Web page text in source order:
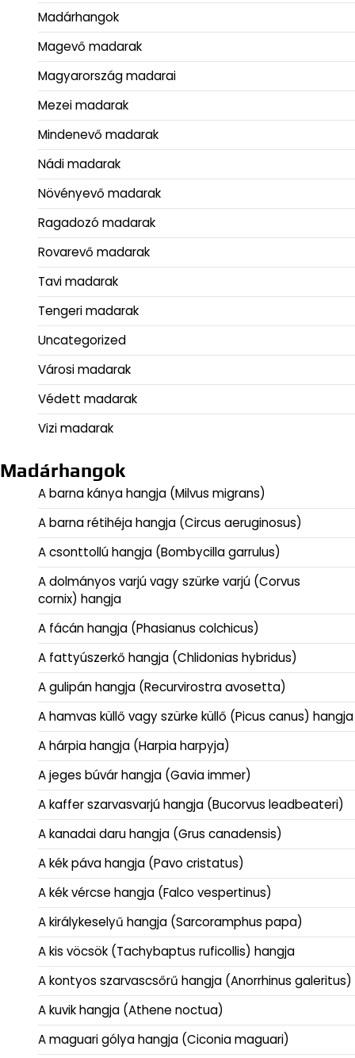
Madárhangok
Magevő madarak
Magyarország madarai
Mezei madarak
Mindenevő madarak
Nádi madarak
Növényevő madarak
Ragadozó madarak
Rovarevő madarak
Tavi madarak
Tengeri madarak
Uncategorized
Városi madarak
Védett madarak
Vizi madarak
Madárhangok
A barna kánya hangja (Milvus migrans)
A barna rétihéja hangja (Circus aeruginosus)
A csonttollú hangja (Bombycilla garrulus)
A dolmányos varjú vagy szürke varjú (Corvus
cornix) hangja
A fácán hangja (Phasianus colchicus)
A fattyúszerkő hangja (Chlidonias hybridus)
A gulipán hangja (Recurvirostra avosetta)
A hamvas küllő vagy szürke küllő (Picus canus) hangja
A hárpia hangja (Harpia harpyja)
A jeges búvár hangja (Gavia immer)
A kaffer szarvasvarjú hangja (Bucorvus leadbeateri)
A kanadai daru hangja (Grus canadensis)
A kék páva hangja (Pavo cristatus)
A kék vércse hangja (Falco vespertinus)
A királykeselyű hangja (Sarcoramphus papa)
A kis vöcsök (Tachybaptus ruficollis) hangja
A kontyos szarvascsőrű hangja (Anorrhinus galeritus)
A kuvik hangja (Athene noctua)
A maguari gólya hangja (Ciconia maguari)